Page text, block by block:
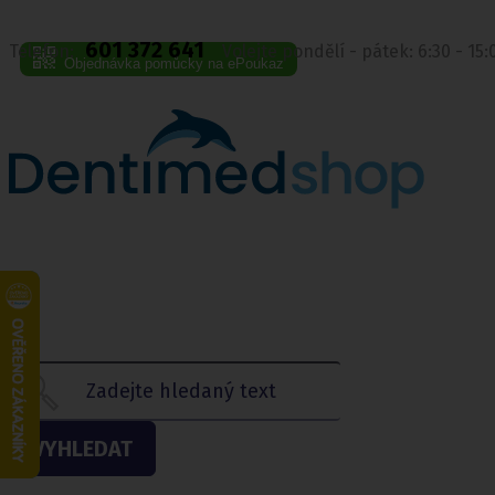
Telefon: 601 372 641 Volejte pondělí - pátek: 6:30 -
Objednávka pomůcky na ePoukaz
VYHLEDAT